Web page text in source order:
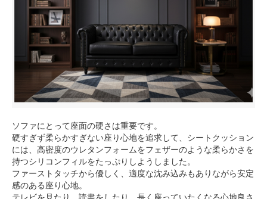
ソファにとって座面の硬さは重要です。
硬すぎず柔らかすぎない座り心地を追求して、シートクッション
には、高密度のウレタンフォームをフェザーのような柔らかさを
持つシリコンフィルをたっぷりしようしました。
ファーストタッチから優しく、適度な沈み込みもありながら安定
感のある座り心地。